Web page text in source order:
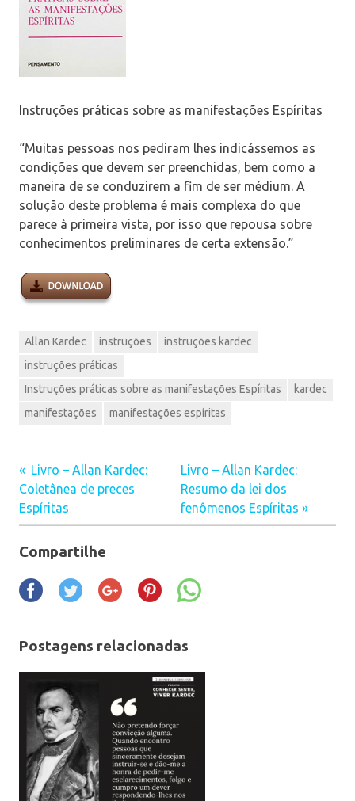
Instruções práticas sobre as manifestações Espíritas
“Muitas pessoas nos pediram lhes indicássemos as
condições que devem ser preenchidas, bem como a
maneira de se conduzirem a fim de ser médium. A
solução deste problema é mais complexa do que
parece à primeira vista, por isso que repousa sobre
conhecimentos preliminares de certa extensão.”
Allan Kardec instruções
instruções kardec
instruções práticas
Instruções práticas sobre as manifestações Espíritas
kardec
manifestações
manifestações espíritas
Navegação
de
Post
Livro – Allan Kardec:
Coletânea de preces
Espíritas
Livro – Allan Kardec:
Resumo da lei dos
fenômenos Espíritas
Compartilhe
Postagens relacionadas